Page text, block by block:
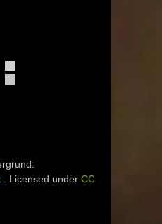
. Licensed under CC